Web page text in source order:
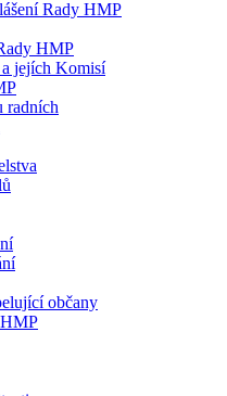
Rady HMP
HMP
a jejích Komisí
radních
občany